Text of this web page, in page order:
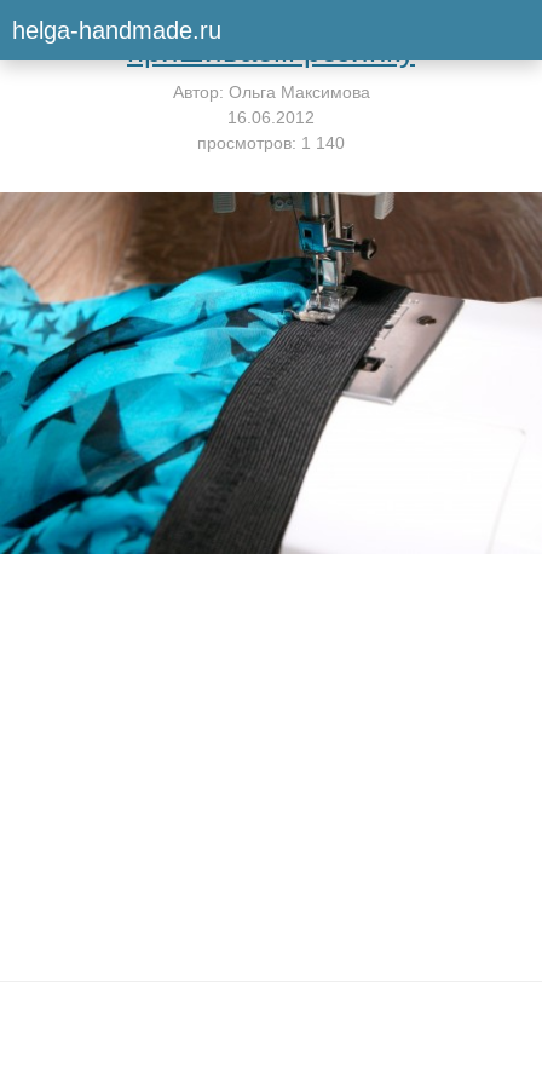
helga-handmade.ruВернуться к мастер-классу
пришиваем резинку
Автор: Ольга Максимова
16.06.2012
просмотров: 1 140